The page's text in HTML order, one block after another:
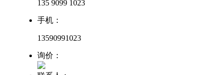
135 9099 1023
手机：
13590991023
询价：